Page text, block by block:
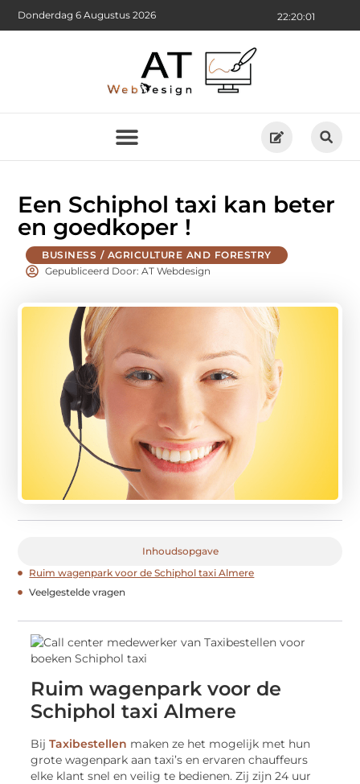
22:20:02
Donderdag 6 Augustus 2026
Een Schiphol taxi kan beter
en goedkoper !
BUSINESS / AGRICULTURE AND FORESTRY
Gepubliceerd Door: AT Webdesign
Inhoudsopgave
Ruim wagenpark voor de Schiphol taxi Almere
Veelgestelde vragen
Ruim wagenpark voor de
Schiphol taxi Almere
BijTaxibestellen maken ze het mogelijk met hun
grote wagenpark aan taxi’s en ervaren chauffeurs
elke klant snel en veilig te bedienen. Zij zijn 24 uur